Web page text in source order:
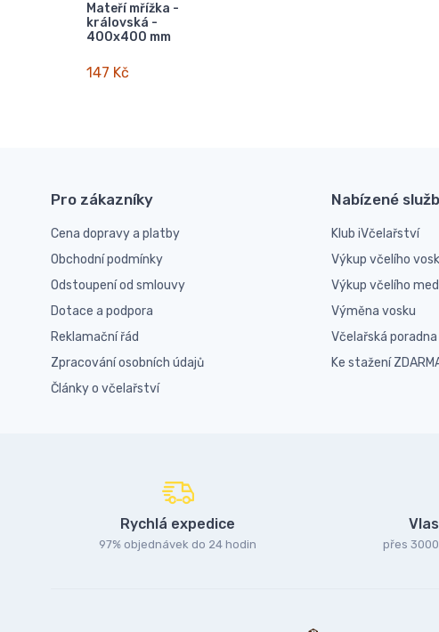
Mateří mřížka -
královská -
400x400 mm
147 Kč
Pro zákazníky
Cena dopravy a platby
Obchodní podmínky
Odstoupení od smlouvy
Dotace a podpora
Reklamační řád
Zpracování osobních údajů
Články o včelařství
Nabízené
Klub iVčelařství
Výkup včelího
Výkup včelího
Výměna vosku
Včelařská poradna
Ke stažení
Rychlá expedice
97% objednávek do 24 hodin přes